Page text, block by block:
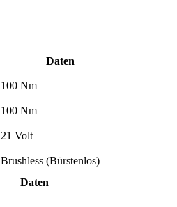
Daten
100 Nm
100 Nm
21 Volt
Brushless (Bürstenlos)
Daten